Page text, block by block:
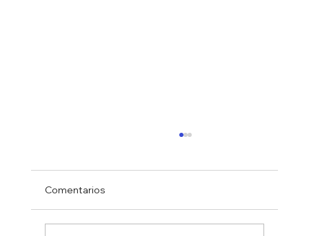
Comentarios